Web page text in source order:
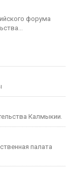
форума
Калмыкии.
палата